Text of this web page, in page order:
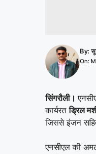
By:
On:
सिंगरौली।
कार्यरतड्रिल
जिससे इंजन सहित
एनसीएल की